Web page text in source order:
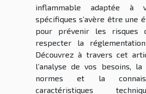
inflammable adaptée à
spécifiques s’avère être une
pour prévenir les risques
respecter la
Découvrez à travers cet
l’analyse de vos besoins,
normes et la
caractéristiques